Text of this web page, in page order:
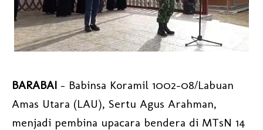
BARABAI – Babinsa Koramil 1002-08/Labuan
Amas Utara (LAU), Sertu Agus Arahman,
menjadi pembina upacara bendera di MTsN 14